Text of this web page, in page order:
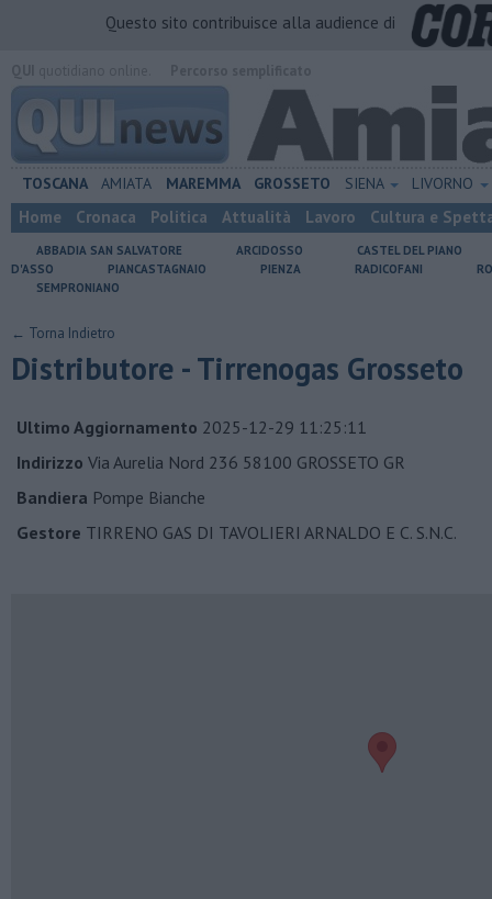
Questo sito contribuisce alla audience di
TOSCANA AMIATA MAREMMA GROSSETO SIENA LIVORNO
Home Cronaca Politica Attualità Lavoro Cultura e
ABBADIA SAN SALVATORE ARCIDOSSO
CASTEL DEL PIANO
D'ASSO
PIANCASTAGNAIO PIENZA RADICOFANI
SEMPRONIANO
← Torna Indietro
Distributore - Tirrenogas Grosseto
Ultimo Aggiornamento 2025-12-29 11:25:11
Indirizzo Via Aurelia Nord 236 58100 GROSSETO GR
Bandiera Pompe Bianche
Gestore TIRRENO GAS DI TAVOLIERI ARNALDO E C. S.N.C.